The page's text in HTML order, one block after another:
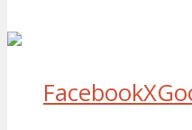
FacebookX